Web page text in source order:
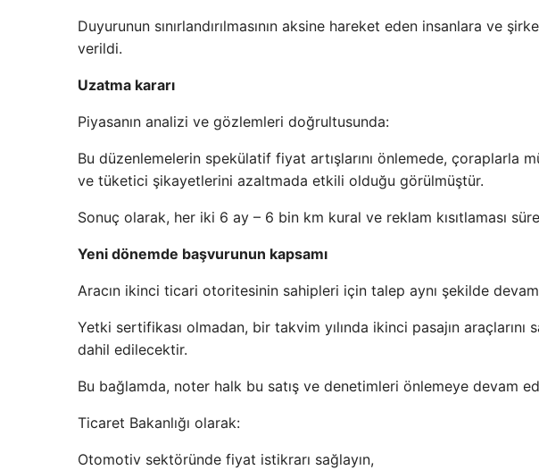
Duyurunun sınırlandırılmasının aksine hareket eden insanlara ve
verildi.
Uzatma kararı
Piyasanın analizi ve gözlemleri doğrultusunda:
Bu düzenlemelerin spekülatif fiyat artışlarını önlemede, çoraplarla
ve tüketici şikayetlerini azaltmada etkili olduğu görülmüştür.
Sonuç olarak, her iki 6 ay – 6 bin km kural ve reklam kısıtlaması
Yeni dönemde başvurunun kapsamı
Aracın ikinci ticari otoritesinin sahipleri için talep aynı şekilde
Yetki sertifikası olmadan, bir takvim yılında ikinci pasajın
dahil edilecektir.
Bu bağlamda, noter halk bu satış ve denetimleri önlemeye devam
Ticaret Bakanlığı olarak:
Otomotiv sektöründe fiyat istikrarı sağlayın,